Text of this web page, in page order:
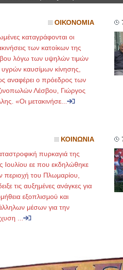
ΟΙΚΟΝΟΜΙΑ
καταγράφονται οι
των κατοίκων της
λόγω των υψηλών τιμών
καυσίμων κίνησης,
αναφέρει ο πρόεδρος των
Λέσβου, Γιώργος
«Οι μετακινήσε...
ΚΟΙΝΩΝΙΑ
πυρκαγιά της
Ιουλίου εε που εκδηλώθηκε
περιοχή του Πλωμαρίου,
τις αυξημένες ανάγκες για
εξοπλισμού και
μέσων για την
...